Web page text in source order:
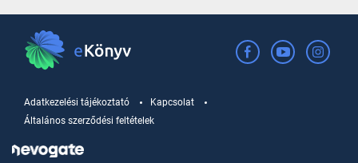
Adatkezelési tájékoztató
Kapcsolat
Általános szerződési feltételek